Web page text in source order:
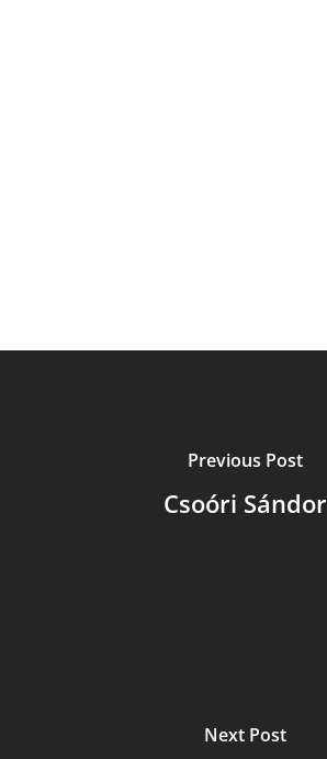
Previous Post
Csoóri Sándor
Next Post